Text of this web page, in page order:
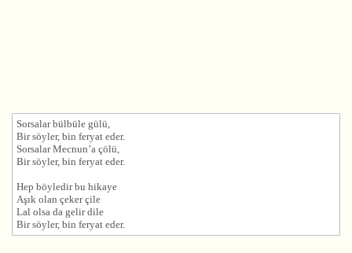
Sorsalar bülbüle gülü,
Bir söyler, bin feryat eder.
Sorsalar Mecnun’a çölü,
Bir söyler, bin feryat eder.
Hep böyledir bu hikaye
Aşık olan çeker çile
Lal olsa da gelir dile
Bir söyler, bin feryat eder.